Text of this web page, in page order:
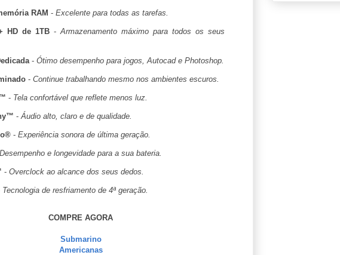
RAM - Excelente para todas as tarefas.
HD de 1TB -Armazenamento máximo para todos os seus
- Ótimo desempenho para jogos, Autocad e Photoshop.
- Continue trabalhando mesmo nos ambientes escuros.
- Tela confortável que reflete menos luz.
-Áudio alto, claro e de qualidade.
- Experiência sonora de última geração.
Desempenho e longevidade para a sua bateria.
- Overclock ao alcance dos seus dedos.
Tecnologia de resfriamento de 4ª geração.
COMPRE AGORA
Submarino
Americanas